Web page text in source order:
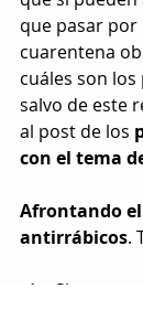
que pasar
cuarentena
cuáles son los
salvo de este
al post de los
con el tema
Afrontando
antirrábicos.
Si tu